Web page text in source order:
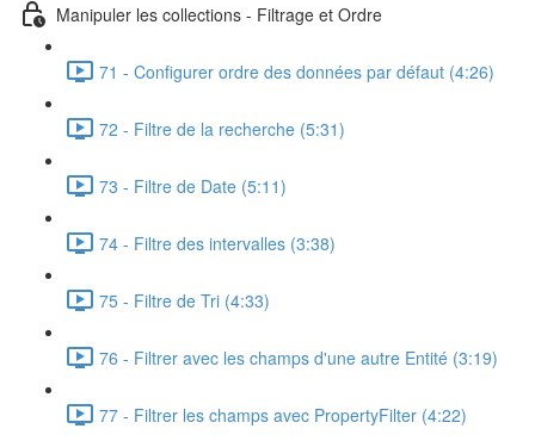
Manipuler les collections - Filtrage et Ordre
71 - Configurer ordre des données par défaut (4:26)
72 - Filtre de la recherche (5:31)
73 - Filtre de Date (5:11)
74 - Filtre des intervalles (3:38)
75 - Filtre de Tri (4:33)
76 - Filtrer avec les champs d'une autre Entité (3:19)
77 - Filtrer les champs avec PropertyFilter (4:22)